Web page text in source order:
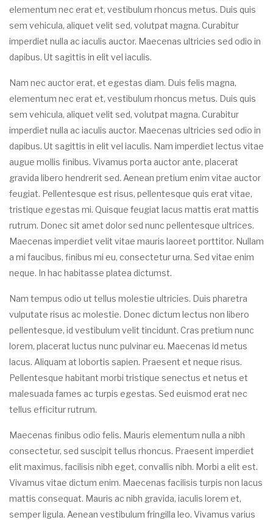
elementum nec erat et, vestibulum rhoncus metus. Duis quis
sem vehicula, aliquet velit sed, volutpat magna. Curabitur
imperdiet nulla ac iaculis auctor. Maecenas ultricies sed odio in
dapibus. Ut sagittis in elit vel iaculis.
Nam nec auctor erat, et egestas diam. Duis felis magna,
elementum nec erat et, vestibulum rhoncus metus. Duis quis
sem vehicula, aliquet velit sed, volutpat magna. Curabitur
imperdiet nulla ac iaculis auctor. Maecenas ultricies sed odio in
dapibus. Ut sagittis in elit vel iaculis. Nam imperdiet lectus vitae
augue mollis finibus. Vivamus porta auctor ante, placerat
gravida libero hendrerit sed. Aenean pretium enim vitae auctor
feugiat. Pellentesque est risus, pellentesque quis erat vitae,
tristique egestas mi. Quisque feugiat lacus mattis erat mattis
rutrum. Donec sit amet dolor sed nunc pellentesque ultrices.
Maecenas imperdiet velit vitae mauris laoreet porttitor. Nullam
a mi faucibus, finibus mi eu, consectetur urna. Sed vitae enim
neque. In hac habitasse platea dictumst.
Nam tempus odio ut tellus molestie ultricies. Duis pharetra
vulputate risus ac molestie. Donec dictum lectus non libero
pellentesque, id vestibulum velit tincidunt. Cras pretium nunc
lorem, placerat luctus nunc pulvinar eu. Maecenas id metus
lacus. Aliquam at lobortis sapien. Praesent et neque risus.
Pellentesque habitant morbi tristique senectus et netus et
malesuada fames ac turpis egestas. Sed euismod erat nec
tellus efficitur rutrum.
Maecenas finibus odio felis. Mauris elementum nulla a nibh
consectetur, sed suscipit tellus rhoncus. Praesent imperdiet
elit maximus, facilisis nibh eget, convallis nibh. Morbi a elit est.
Vivamus vitae dictum enim. Maecenas facilisis turpis non lacus
mattis consequat. Mauris ac nibh gravida, iaculis lorem et,
semper ligula. Aenean vestibulum fringilla leo. Vivamus varius